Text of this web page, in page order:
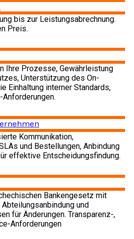
bis zur Leistungsabrechnung.
Preis.
Ihre Prozesse, Gewährleistung
Unterstützung des On-
Einhaltung interner Standards,
Kommunikation,
und Bestellungen, Anbindung
effektive Entscheidungsfindung.
Bankengesetz mit
und
für Änderungen. Transparenz-,
Anforderungen